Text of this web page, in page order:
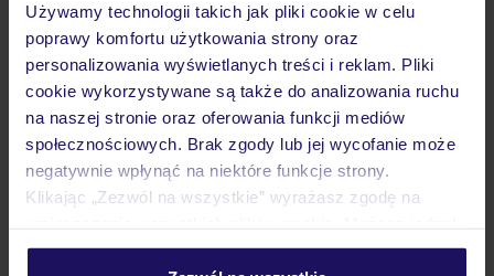
Używamy technologii takich jak pliki cookie w celu
poprawy komfortu użytkowania strony oraz
personalizowania wyświetlanych treści i reklam. Pliki
cookie wykorzystywane są także do analizowania ruchu
na naszej stronie oraz oferowania funkcji mediów
społecznościowych. Brak zgody lub jej wycofanie może
negatywnie wpłynąć na niektóre funkcje strony.
Klikając „Zezwól na wszystkie” wyrażasz zgodę na
personalizować swój wybór wchodząc w zakładkę
Opinie
Pokoje
Wyżywienie